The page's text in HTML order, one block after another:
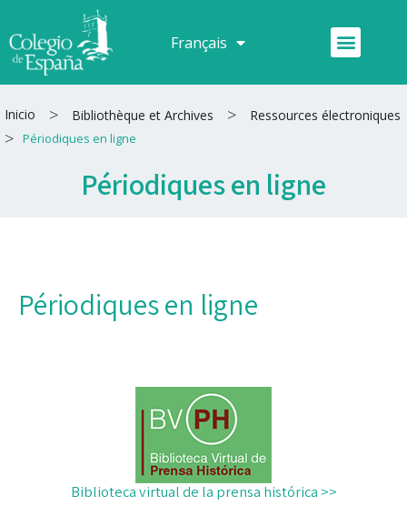
au
contenu
Français
Español Menu
Inicio > Bibliothèque et Archives > Ressources électroniques
> Périodiques en ligne
Périodiques en ligne
Périodiques en ligne
Biblioteca virtual de la prensa histórica >>